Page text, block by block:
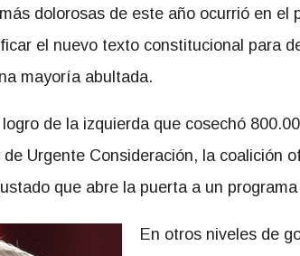
dolorosas de este año ocurrió en el
el nuevo texto constitucional para
mayoría abultada.
de la izquierda que cosechó
Urgente Consideración, la coalición
que abre la puerta a un
En otros niveles de